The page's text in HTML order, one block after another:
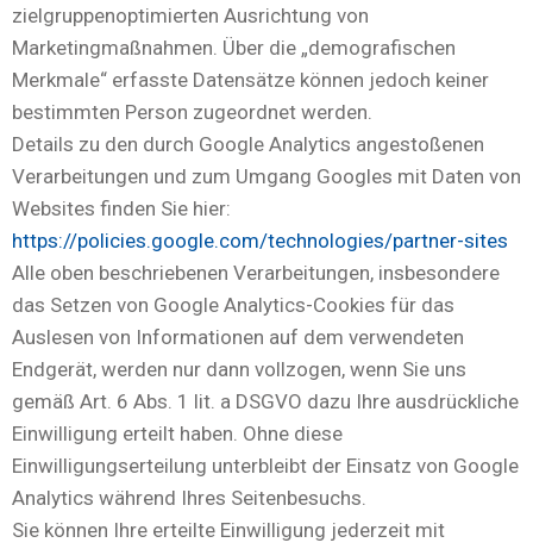
zielgruppenoptimierten Ausrichtung von
Marketingmaßnahmen. Über die „demografischen
Merkmale“ erfasste Datensätze können jedoch keiner
bestimmten Person zugeordnet werden.
Details zu den durch Google Analytics angestoßenen
Verarbeitungen und zum Umgang Googles mit Daten von
Websites finden Sie hier:
https://policies.google.com/technologies/partner-sites
Alle oben beschriebenen Verarbeitungen, insbesondere
das Setzen von Google Analytics-Cookies für das
Auslesen von Informationen auf dem verwendeten
Endgerät, werden nur dann vollzogen, wenn Sie uns
gemäß Art. 6 Abs. 1 lit. a DSGVO dazu Ihre ausdrückliche
Einwilligung erteilt haben. Ohne diese
Einwilligungserteilung unterbleibt der Einsatz von Google
Analytics während Ihres Seitenbesuchs.
Sie können Ihre erteilte Einwilligung jederzeit mit